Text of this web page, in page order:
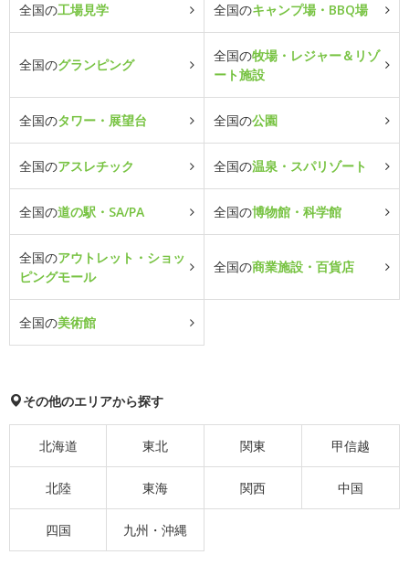
全国の工場見学 全国のキャンプ場・BBQ場
全国のグランピング
全国の牧場・レジャー＆リゾ
ート施設
全国のタワー・展望台 全国の公園
全国のアスレチック 全国の温泉・スパリゾート
全国の道の駅・SA/PA 全国の博物館・科学館
全国のアウトレット・ショッ
ピングモール
全国の商業施設・百貨店
全国の美術館
その他のエリアから探す
北海道 東北 関東 甲信越
北陸 東海 関西 中国
四国 九州・沖縄